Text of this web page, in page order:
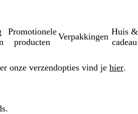
Promotionele
producten
Verpakkingen
Huis &
cadeau
onze verzendopties vind je hier.